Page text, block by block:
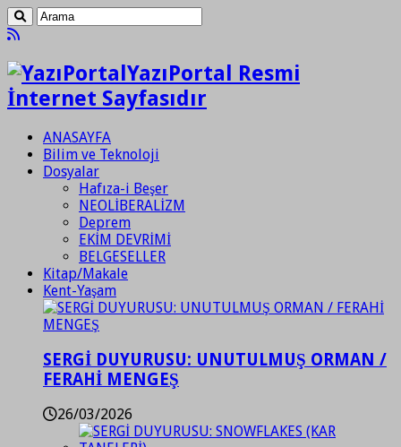
YazıPortal Resmi
İnternet Sayfasıdır
ANASAYFA
Bilim ve Teknoloji
Dosyalar
Hafıza-i Beşer
NEOLİBERALİZM
Deprem
EKİM DEVRİMİ
BELGESELLER
Kitap/Makale
Kent-Yaşam
SERGİ DUYURUSU: UNUTULMUŞ ORMAN /
FERAHİ MENGEŞ
26/03/2026